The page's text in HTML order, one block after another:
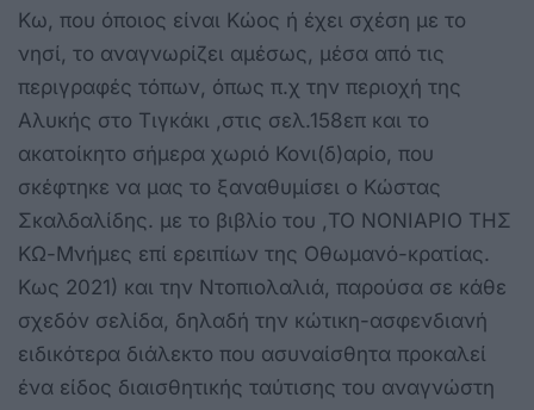
Κω, που όποιος είναι Κώος ή έχει σχέση με το
νησί, το αναγνωρίζει αμέσως, μέσα από τις
περιγραφές τόπων, όπως π.χ την περιοχή της
Αλυκής στο Τιγκάκι ,στις σελ.158επ και το
ακατοίκητο σήμερα χωριό Κονι(δ)αρίο, που
σκέφτηκε να μας το ξαναθυμίσει ο Κώστας
Σκαλδαλίδης. με το βιβλίο του ,ΤΟ ΝΟΝΙΑΡΙΟ ΤΗΣ
ΚΩ-Μνήμες επί ερειπίων της Οθωμανό-κρατίας.
Κως 2021) και την Ντοπιολαλιά, παρούσα σε κάθε
σχεδόν σελίδα, δηλαδή την κώτικη-ασφενδιανή
ειδικότερα διάλεκτο που ασυναίσθητα προκαλεί
ένα είδος διαισθητικής ταύτισης του αναγνώστη